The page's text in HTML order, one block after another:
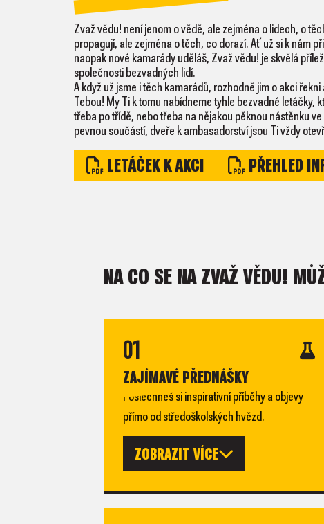
Zvaž vědu! není jenom o vědě, ale zejména o lidech, o
propagují, ale zejména o těch, co dorazí. Ať už si k nám
naopak nové kamarády uděláš, Zvaž vědu! je skvělá
společnosti bezvadných lidí.
A když už jsme i těch kamarádů, rozhodně jim o akci
Tebou! My Ti k tomu nabídneme tyhle bezvadné letáčky,
třeba po třídě, nebo třeba na nějakou pěknou nástěnku
pevnou součástí, dveře k ambasadorství jsou Ti vždy
LETÁČEK K AKCI PŘEHLED
NA CO SE NA ZVAŽ VĚDU!
01
ZAJÍMAVÉ PŘEDNÁŠKY
Poslechneš si inspirativní příběhy a objevy
přímo od středoškolských hvězd.
ZOBRAZIT VÍCE